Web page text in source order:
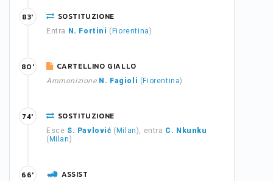
SOSTITUZIONE
Entra N. Fortini ( Fiorentina)
83'
CARTELLINO GIALLO
Ammonizione N. Fagioli ( Fiorentina)
80'
SOSTITUZIONE
Esce S. Pavlović ( Milan), entra C. Nkunku
( Milan)
74'
ASSIST
66'